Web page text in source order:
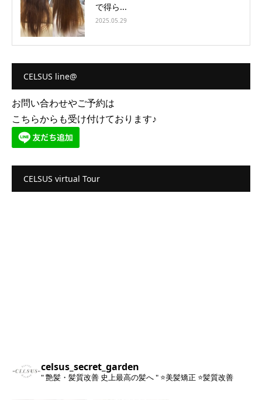
で得ら...
2025.05.29
CELSUS line@
お問い合わせやご予約は
こちらからも受け付けております♪
CELSUS virtual Tour
celsus_secret_garden
" 艶髪・髪質改善 史上最高の髪へ " ⭐️美髪矯正 ⭐️髪質改善